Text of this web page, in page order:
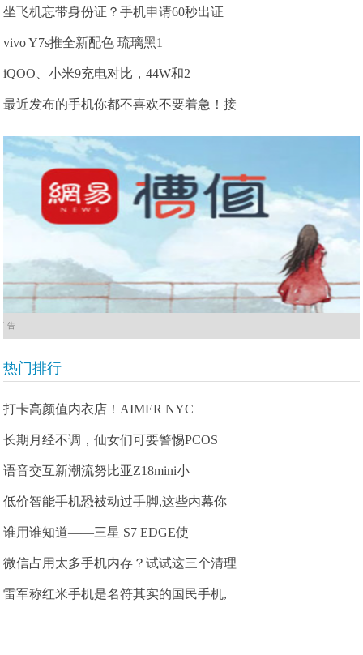
坐飞机忘带身份证？手机申请60秒出证
vivo Y7s推全新配色 琉璃黑1
iQOO、小米9充电对比，44W和2
最近发布的手机你都不喜欢不要着急！接
广告
热门排行
打卡高颜值内衣店！AIMER NYC
长期月经不调，仙女们可要警惕PCOS
语音交互新潮流努比亚Z18mini小
低价智能手机恐被动过手脚,这些内幕你
谁用谁知道——三星 S7 EDGE使
微信占用太多手机内存？试试这三个清理
雷军称红米手机是名符其实的国民手机,